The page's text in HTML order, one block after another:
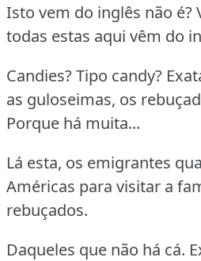
Isto vem do inglês não é?
todas estas aqui vêm do
Candies? Tipo candy?
as guloseimas, os
Porque há muita...
Lá esta, os emigrantes
Américas para visitar a
rebuçados.
Daqueles que não há cá.